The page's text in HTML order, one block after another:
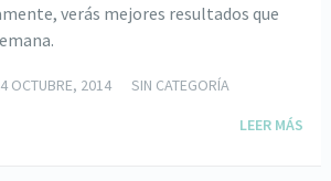
verás mejores resultados que
OCTUBRE, 2014
SIN CATEGORÍA
LEER MÁS